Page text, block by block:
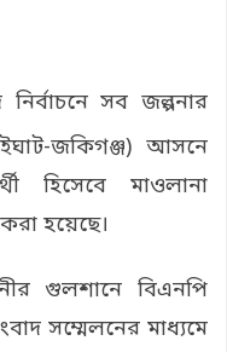
সব জল্পনার
জকিগঞ্জ) আসনে
হিসেবে মাওলানা
হয়েছে।
গুলশানে বিএনপি
সম্মেলনের মাধ্যমে